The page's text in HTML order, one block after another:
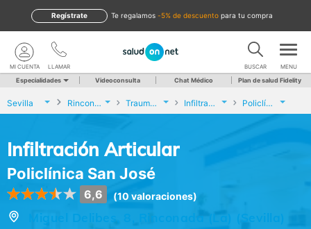
te regalamos -5% de descuento para tu compra
Regístrate
LLAMAR
MI CUENTA BUSCAR MENU
Especialidades Videoconsulta Chat Médico Plan de salud Fidelity
Sevilla Rinconada (La) Traumatología y Cirugía Ortopédica Infiltración Articular Policlínica San José
Infiltración Articular
Policlínica San José
6,6 (10 valoraciones)
Miguel Delibes, 8, Rinconada (La) (Sevilla)